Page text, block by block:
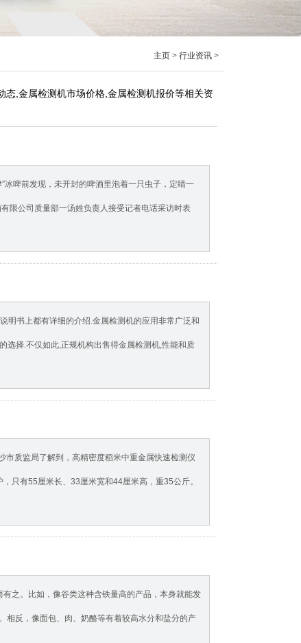
主页 > 行业资讯 >
,金属检测机市场价格,金属检测机报价等相关资
啤前发现，未开封的啤酒里泡着一只虫子，定睛一
限公司质量部一汤姓负责人接受记者电话采访时表
明书上都有详细的介绍.金属检测机的应用非常广泛和
选择.不仅如此,正规机构出售得金属检测机,性能和质
市质监局了解到，高精密度稻米中重金属快速检测仪
只有55厘米长、33厘米宽和44厘米高，重35公斤。
之。比如，像谷类这种含铁量高的产品，本身就能发
相反，像面包、肉、奶酪等有着较高水分和盐分的产